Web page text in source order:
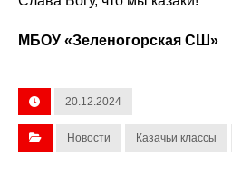
МБОУ «Зеленогорская СШ»
20.12.2024
Новости Казачьи классы